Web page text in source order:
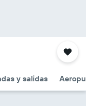
y salidas